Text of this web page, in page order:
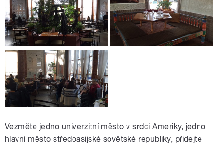
Vezměte jedno univerzitní město v srdci Ameriky, jedno
hlavní město středoasijské sovětské republiky, přidejte